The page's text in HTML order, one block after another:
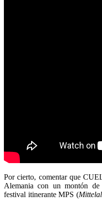
Por cierto, comentar que
Alemania con un montón
festival itinerante MPS (